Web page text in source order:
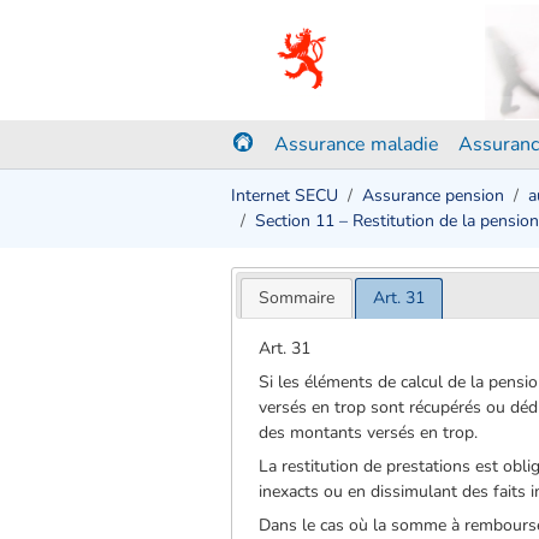
Assurance maladie
Internet SECU Assurance pension
Section 11 – Restitution de la pension
Sommaire Art. 31
Art. 31
Si les éléments de calcul de la
versés en trop sont récupérés ou
des montants versés en trop.
La restitution de prestations est
inexacts ou en dissimulant des faits
Dans le cas où la somme à